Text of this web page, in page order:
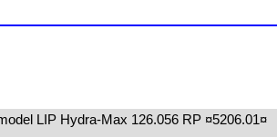
LIP Hydra-Max 126.056 RP ¤5206.01¤